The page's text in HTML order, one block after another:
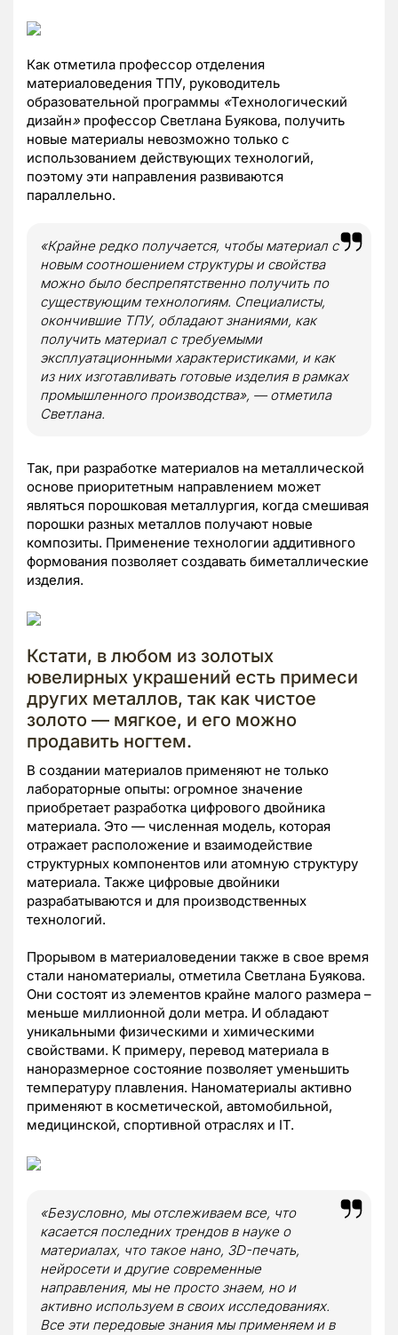
Как отметила профессор отделения
материаловедения ТПУ, руководитель
образовательной программы «Технологический
дизайн» профессор Светлана Буякова, получить
новые материалы невозможно только с
использованием действующих технологий,
поэтому эти направления развиваются
параллельно.
«Крайне редко получается, чтобы материал с
новым соотношением структуры и свойства
можно было беспрепятственно получить по
существующим технологиям. Специалисты,
окончившие ТПУ, обладают знаниями, как
получить материал с требуемыми
эксплуатационными характеристиками, и как
из них изготавливать готовые изделия в рамках
промышленного производства», — отметила
Светлана.
Так, при разработке материалов на металлической
основе приоритетным направлением может
являться порошковая металлургия, когда смешивая
порошки разных металлов получают новые
композиты. Применение технологии аддитивного
формования позволяет создавать биметаллические
изделия.
Кстати, в любом из золотых
ювелирных украшений есть примеси
других металлов, так как чистое
золото — мягкое, и его можно
продавить ногтем.
В создании материалов применяют не только
лабораторные опыты: огромное значение
приобретает разработка цифрового двойника
материала. Это — численная модель, которая
отражает расположение и взаимодействие
структурных компонентов или атомную структуру
материала. Также цифровые двойники
разрабатываются и для производственных
технологий.
Прорывом в материаловедении также в свое время
стали наноматериалы, отметила Светлана Буякова.
Они состоят из элементов крайне малого размера –
меньше миллионной доли метра. И обладают
уникальными физическими и химическими
свойствами. К примеру, перевод материала в
наноразмерное состояние позволяет уменьшить
температуру плавления. Наноматериалы активно
применяют в косметической, автомобильной,
медицинской, спортивной отраслях и IT.
«Безусловно, мы отслеживаем все, что
касается последних трендов в науке о
материалах, что такое нано, 3D-печать,
нейросети и другие современные
направления, мы не просто знаем, но и
активно используем в своих исследованиях.
Все эти передовые знания мы применяем и в